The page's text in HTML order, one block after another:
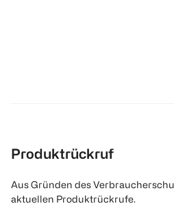
Produktrückruf
Aus Gründen des
aktuellen Produktrückrufe.